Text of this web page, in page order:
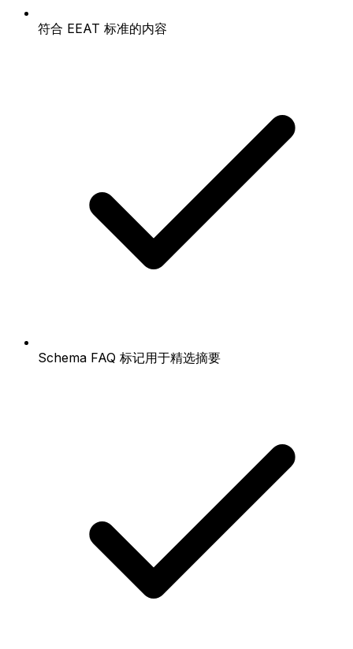
符合 EEAT 标准的内容
Schema FAQ 标记用于精选摘要